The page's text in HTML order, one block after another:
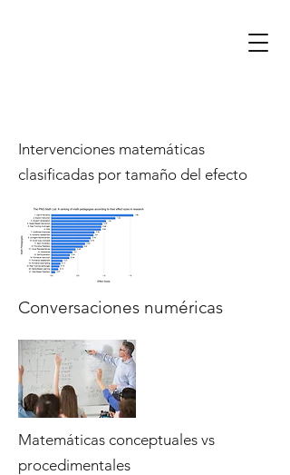
Intervenciones matemáticas
clasificadas por tamaño del efecto
Conversaciones numéricas
Matemáticas conceptuales vs
procedimentales